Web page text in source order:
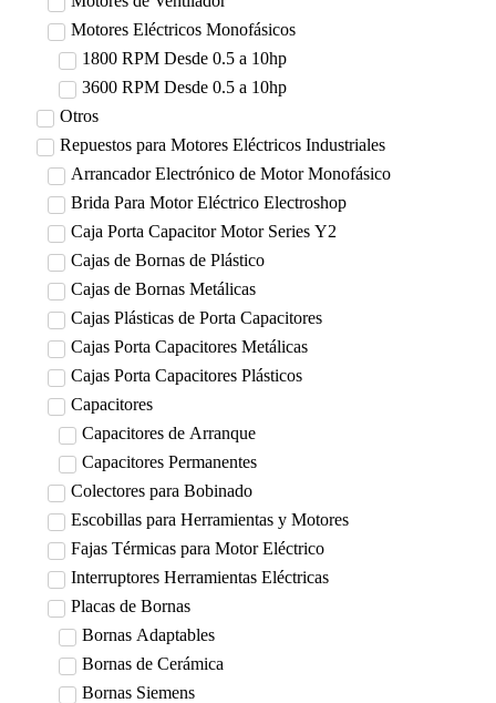
Motores Eléctricos Monofásicos
1800 RPM Desde 0.5 a 10hp
3600 RPM Desde 0.5 a 10hp
Otros
Repuestos para Motores Eléctricos Industriales
Arrancador Electrónico de Motor Monofásico
Brida Para Motor Eléctrico Electroshop
Caja Porta Capacitor Motor Series Y2
Cajas de Bornas de Plástico
Cajas de Bornas Metálicas
Cajas Plásticas de Porta Capacitores
Cajas Porta Capacitores Metálicas
Cajas Porta Capacitores Plásticos
Capacitores
Capacitores de Arranque
Capacitores Permanentes
Colectores para Bobinado
Escobillas para Herramientas y Motores
Fajas Térmicas para Motor Eléctrico
Interruptores Herramientas Eléctricas
Placas de Bornas
Bornas Adaptables
Bornas de Cerámica
Bornas Siemens